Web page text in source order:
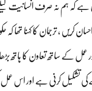
ہے کہ ہم نہ صرف انسانیت
کریں ، ترجمان کا کہنا تھا
عمل کے ساتھ تعاون کا ہاتھ
تشکیل کرنی ہے اور اس